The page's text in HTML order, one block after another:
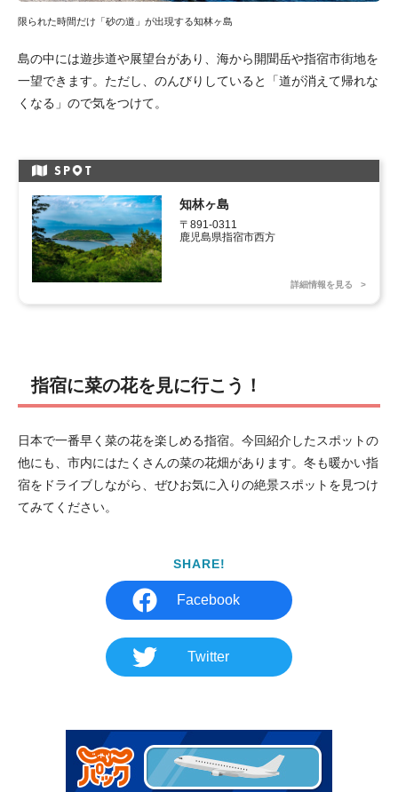
限られた時間だけ「砂の道」が出現する知林ヶ島
島の中には遊歩道や展望台があり、海から開聞岳や指宿市街地を
一望できます。ただし、のんびりしていると「道が消えて帰れな
くなる」ので気をつけて。
SP T
知林ヶ島
〒891-0311
鹿児島県指宿市西方
詳細情報を見る
指宿に菜の花を見に行こう！
日本で一番早く菜の花を楽しめる指宿。今回紹介したスポットの
他にも、市内にはたくさんの菜の花畑があります。冬も暖かい指
宿をドライブしながら、ぜひお気に入りの絶景スポットを見つけ
てみてください。
SHARE!
Facebook
Twitter